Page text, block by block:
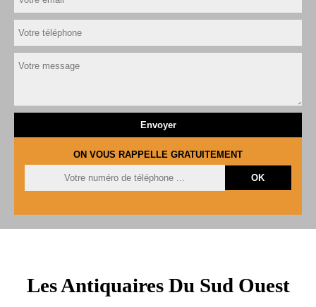
ON VOUS RAPPELLE GRATUITEMENT
Les Antiquaires Du Sud Ouest